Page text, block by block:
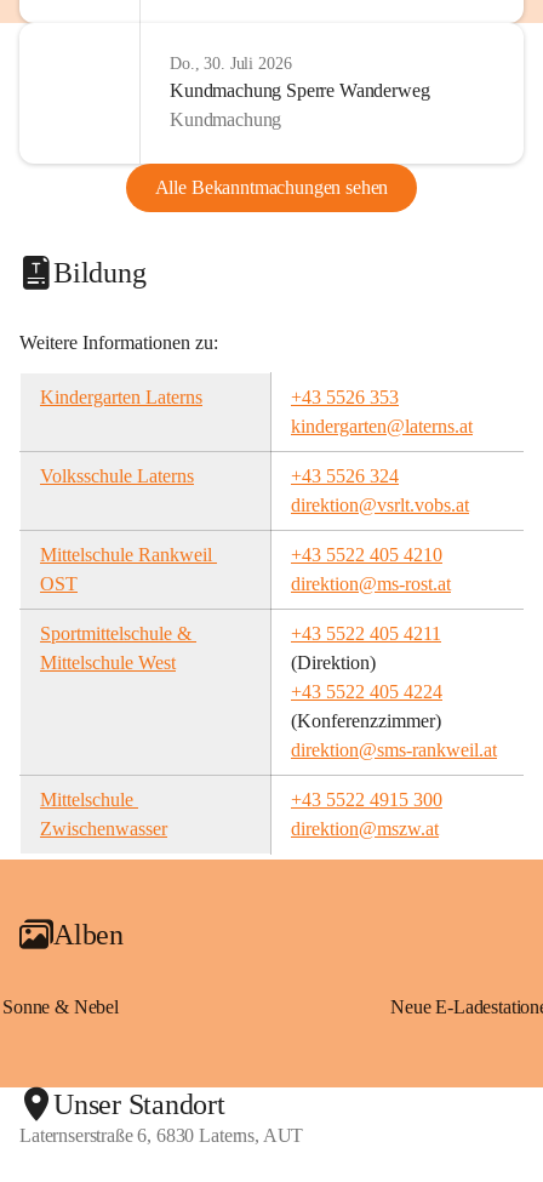
Do., 30. Juli 2026
Kundmachung Sperre Wanderweg
Kundmachung
Alle Bekanntmachungen sehen
Bildung
Weitere Informationen zu:
Kindergarten Laterns
+43 5526 353
kindergarten@laterns.at
Volksschule Laterns
+43 5526 324
direktion@vsrlt.vobs.at
Mittelschule Rankweil
OST
+43 5522 405 4210
direktion@ms-rost.at
Sportmittelschule &
Mittelschule West
+43 5522 405 4211
(Direktion)
+43 5522 405 4224
(Konferenzzimmer)
direktion@sms-rankweil.at
Mittelschule
Zwischenwasser
+43 5522 4915 300
direktion@mszw.at
Alben
Sonne & Nebel
Unser Standort
Laternserstraße 6, 6830 Laterns, AUT